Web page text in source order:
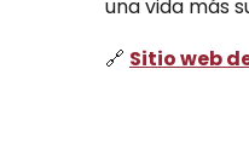
una vida más
🔗 Sitio web